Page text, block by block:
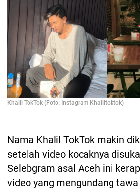
Khalil TokTok (Foto: Instagram Khaliltoktok)
Nama Khalil TokTok makin
setelah video kocaknya
Selebgram asal Aceh ini
video yang mengundang